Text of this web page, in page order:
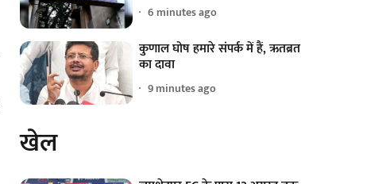
6 minutes ago
कुणाल घोष हमारे संपर्क में हैं, ऋतब्रत
का दावा
9 minutes ago
खेल